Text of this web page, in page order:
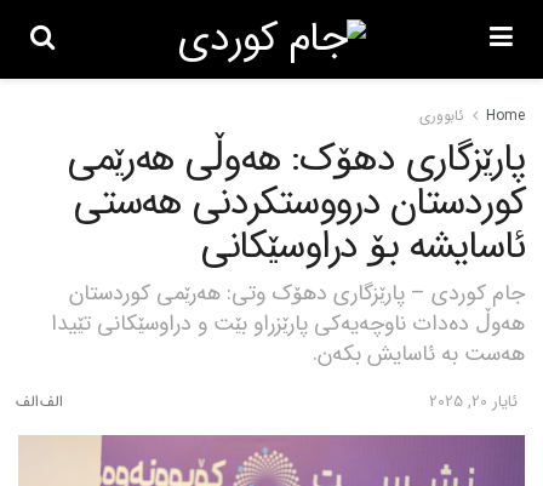
Home ئابووری
پارێزگاری دهۆک: هەوڵی هەرێمی
کوردستان درووستکردنی هەستی
ئاسایشە بۆ دراوسێکانی
جام کوردی – پارێزگاری دهۆک وتی: هەرێمی کوردستان
هەوڵ دەدات ناوچەیەکی پارێزراو بێت و دراوسێکانی تێیدا
هەست بە ئاسایش بکەن.
ئایار 20, 2025